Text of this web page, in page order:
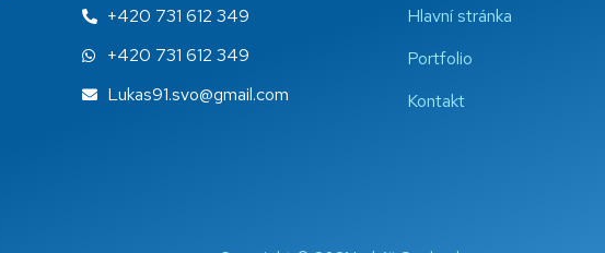
+420 731 612 349
+420 731 612 349
Lukas91.svo@gmail.com
Hlavní stránka
Portfolio
Kontakt